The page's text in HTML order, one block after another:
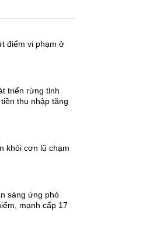
điểm vi phạm ở
triển rừng tỉnh
thu nhập tăng
khỏi cơn lũ chạm
sàng ứng phó
mạnh cấp 17